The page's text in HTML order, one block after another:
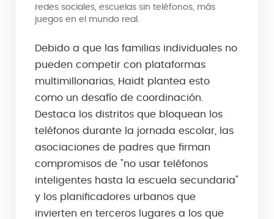
redes sociales, escuelas sin teléfonos, más
juegos en el mundo real.
Debido a que las familias individuales no
pueden competir con plataformas
multimillonarias, Haidt plantea esto
como un desafío de coordinación.
Destaca los distritos que bloquean los
teléfonos durante la jornada escolar, las
asociaciones de padres que firman
compromisos de "no usar teléfonos
inteligentes hasta la escuela secundaria"
y los planificadores urbanos que
invierten en terceros lugares a los que